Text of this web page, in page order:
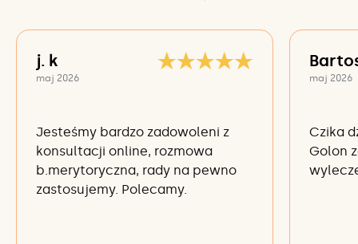
j. k
maj 2026
Jesteśmy bardzo zadowoleni z
konsultacji online, rozmowa
b.merytoryczna, rady na pewno
zastosujemy. Polecamy.
maj 2026
Czika
Golon